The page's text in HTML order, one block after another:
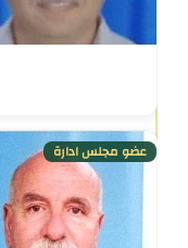
عضو مجلس ادارة